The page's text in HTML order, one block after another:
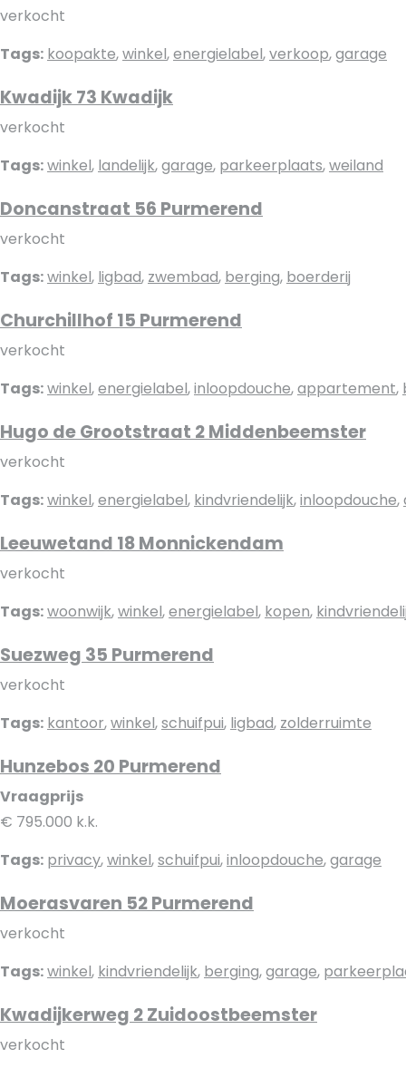
verkocht
Tags: koopakte,winkel,energielabel,verkoop,garage
Kwadijk 73 Kwadijk
verkocht
Tags:winkel, landelijk,garage, parkeerplaats,weiland
Doncanstraat 56 Purmerend
verkocht
Tags:winkel, ligbad, zwembad, berging, boerderij
Churchillhof 15 Purmerend
verkocht
Tags:winkel,energielabel,inloopdouche,appartement,
Hugo de Grootstraat 2 Middenbeemster
verkocht
Tags:winkel,energielabel, kindvriendelijk,inloopdouche,
Leeuwetand 18 Monnickendam
verkocht
Tags:woonwijk,winkel,energielabel, kopen,
Suezweg 35 Purmerend
verkocht
Tags: kantoor,winkel,schuifpui, ligbad, zolderruimte
Hunzebos 20 Purmerend
Vraagprijs
€ 795.000 k.k.
Tags: privacy,winkel,schuifpui,inloopdouche,garage
Moerasvaren 52 Purmerend
verkocht
Tags:winkel, kindvriendelijk, berging,garage,
Kwadijkerweg 2 Zuidoostbeemster
verkocht